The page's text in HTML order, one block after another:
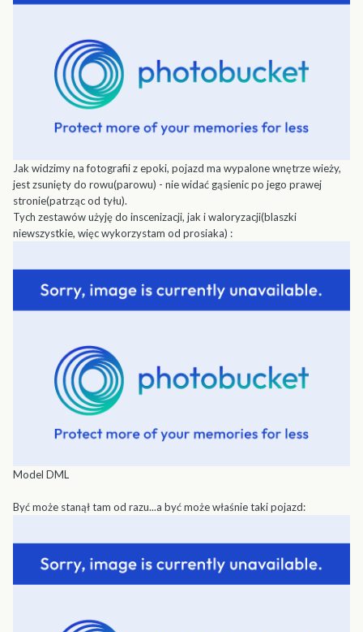
Jak widzimy na fotografii z epoki, pojazd ma wypalone wnętrze wieży,
jest zsunięty do rowu(parowu) - nie widać gąsienic po jego prawej
stronie(patrząc od tyłu).
Tych zestawów użyję do inscenizacji, jak i waloryzacji(blaszki
niewszystkie, więc wykorzystam od prosiaka) :
Model DML
Być może stanął tam od razu...a być może właśnie taki pojazd: